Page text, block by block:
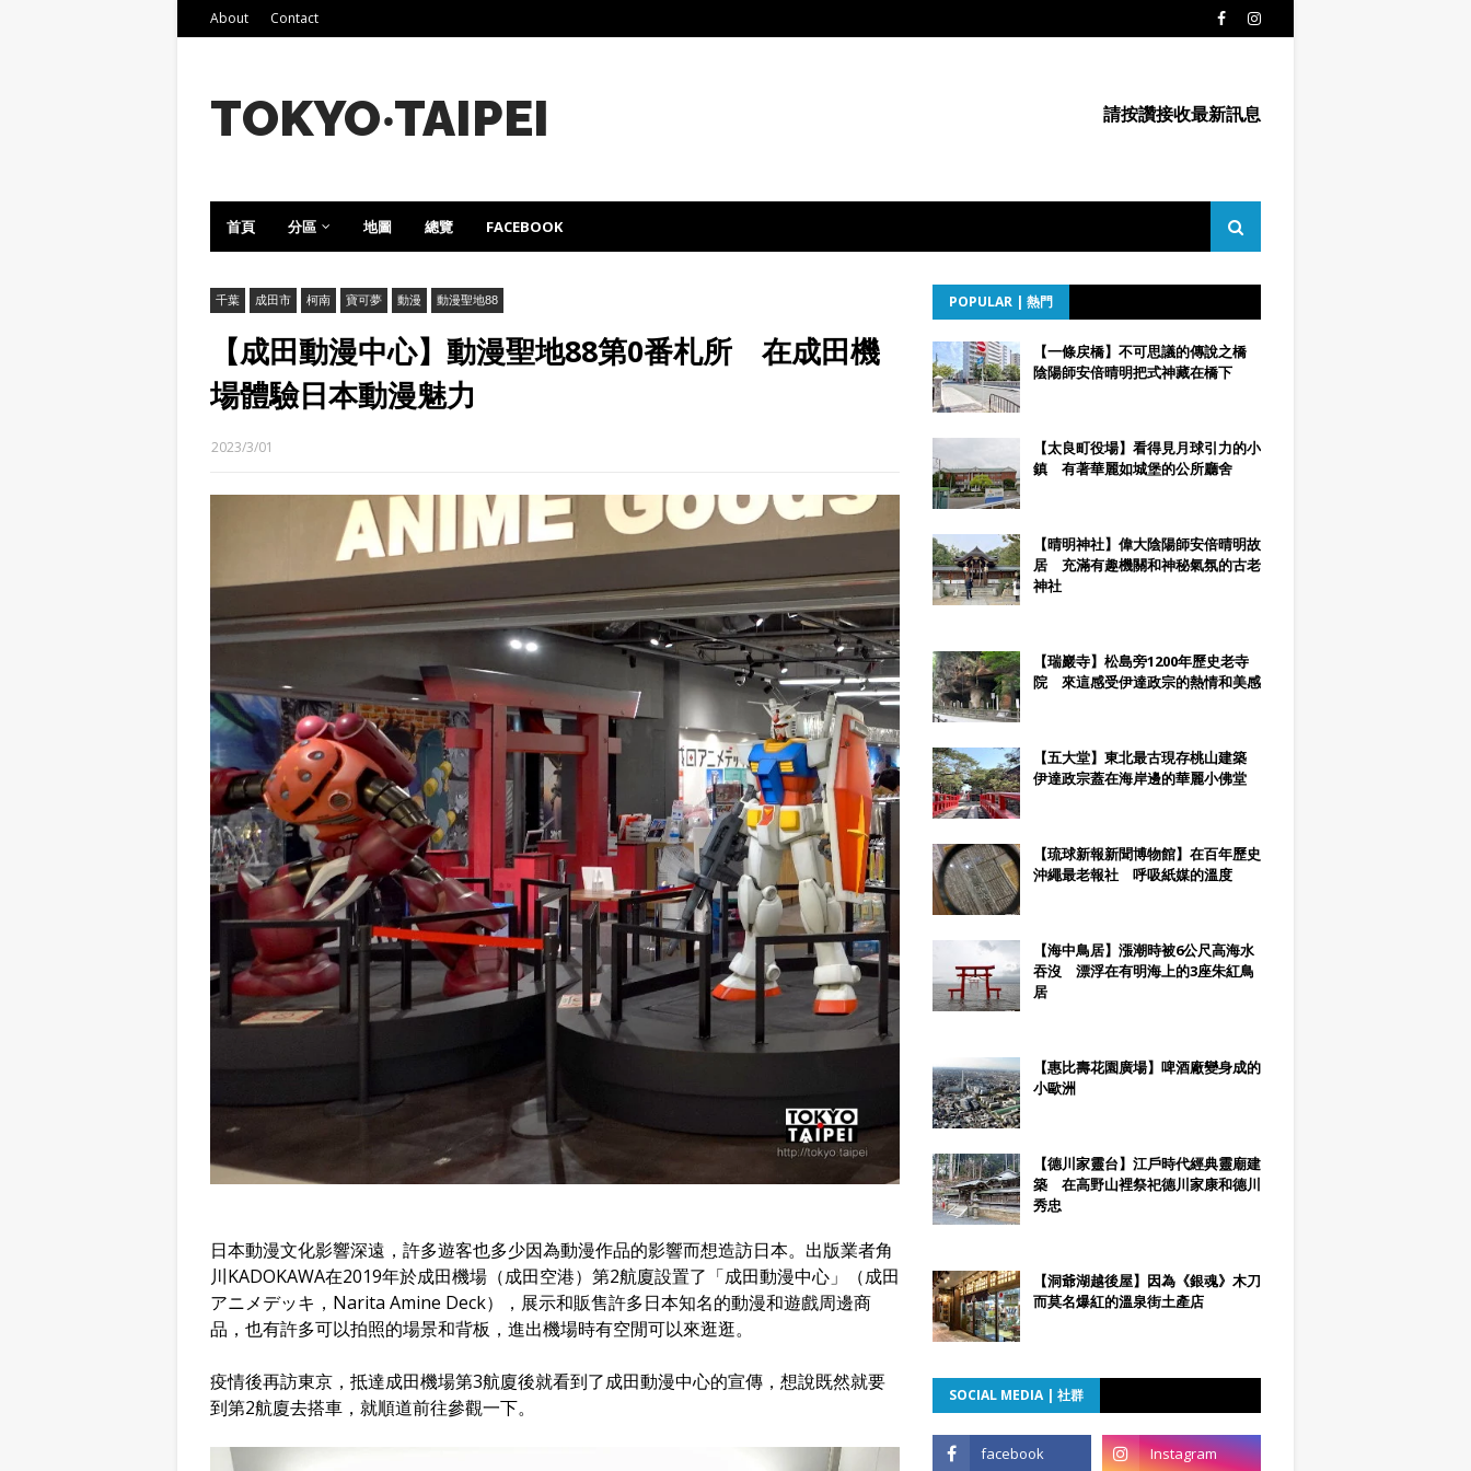
About Contact
TOKYO‧TAIPEI 請按讚接收最新訊息
首頁 分區 地圖 總覽 FACEBOOK
千葉 成田市 柯南 寶可夢 動漫 動漫聖地88
【成田動漫中心】動漫聖地88第0番札所 在成田機
場體驗日本動漫魅力
2023/3/01
日本動漫文化影響深遠，許多遊客也多少因為動漫作品的影響而想造訪日本。出版業者角
川KADOKAWA在2019年於成田機場（成田空港）第2航廈設置了「成田動漫中心」（成田
アニメデッキ，Narita Amine Deck），展示和販售許多日本知名的動漫和遊戲周邊商
品，也有許多可以拍照的場景和背板，進出機場時有空閒可以來逛逛。
疫情後再訪東京，抵達成田機場第3航廈後就看到了成田動漫中心的宣傳，想說既然就要
到第2航廈去搭車，就順道前往參觀一下。
POPULAR | 熱門
【一條戻橋】不可思議的傳說之橋
陰陽師安倍晴明把式神藏在橋下
【太良町役場】看得見月球引力的小
鎮 有著華麗如城堡的公所廳舍
【晴明神社】偉大陰陽師安倍晴明故
居 充滿有趣機關和神秘氣氛的古老
神社
【瑞巖寺】松島旁1200年歷史老寺
院 來這感受伊達政宗的熱情和美感
【五大堂】東北最古現存桃山建築
伊達政宗蓋在海岸邊的華麗小佛堂
【琉球新報新聞博物館】在百年歷史
沖繩最老報社 呼吸紙媒的溫度
【海中鳥居】漲潮時被6公尺高海水
吞沒 漂浮在有明海上的3座朱紅鳥
居
【惠比壽花園廣場】啤酒廠變身成的
小歐洲
【德川家靈台】江戶時代經典靈廟建
築 在高野山裡祭祀德川家康和德川
秀忠
【洞爺湖越後屋】因為《銀魂》木刀
而莫名爆紅的溫泉街土產店
SOCIAL MEDIA | 社群